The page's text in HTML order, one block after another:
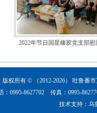
2022年节日国星橡胶党支部
版权所有 © （2012-2026） 吐鲁番
：0995-8627702 传真：0995-
技术支持： 乌